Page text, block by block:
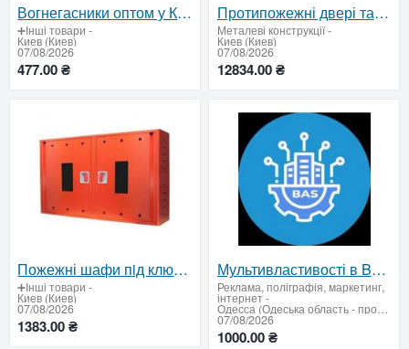
Вогнегасники оптом у Києві — ціни виробника, сертифікована якість
➕Інші товари -
Киев (Киев)
07/08/2026
477.00 ₴
Протипожежні двері та люки EI30–EI90 від виробника — сертифікована якість і надійний захист
Металеві конструкції-
Киев (Киев)
07/08/2026
12834.00 ₴
Пожежні шафи пiд ключ вiд виробника — виготовлення та доставка по Україні
➕Інші товари -
Киев (Киев)
07/08/2026
1383.00 ₴
Мультивластивості в BAS / 1C
Реклама, поліграфія, маркетинг,
інтернет-
Одесса (Одеська область - продати купити)
07/08/2026
1000.00 ₴